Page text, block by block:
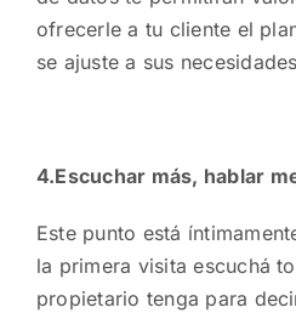
ofrecerle a tu cliente el
se ajuste a sus
4.Escuchar más, hablar
Este punto está
la primera visita escuchá
propietario tenga para